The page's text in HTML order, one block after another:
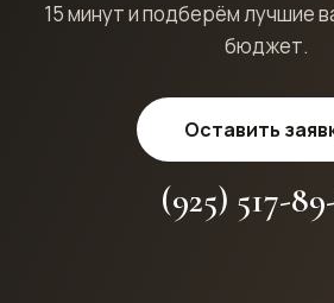
15 минут и подберём лучшие
бюджет.
Оставить
(925) 517-